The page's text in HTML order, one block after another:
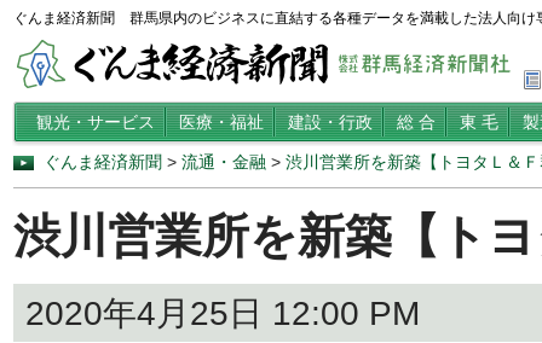
ぐんま経済新聞 群馬県内のビジネスに直結する各種データを満載した法人向け
観光・サービス 医療・福祉 建設・行政 総 合 東 毛
ぐんま経済新聞 > 流通・金融 > 渋川営業所を新築【トヨタＬ＆
渋川営業所を新築【ト
2020年4月25日 12:00 PM